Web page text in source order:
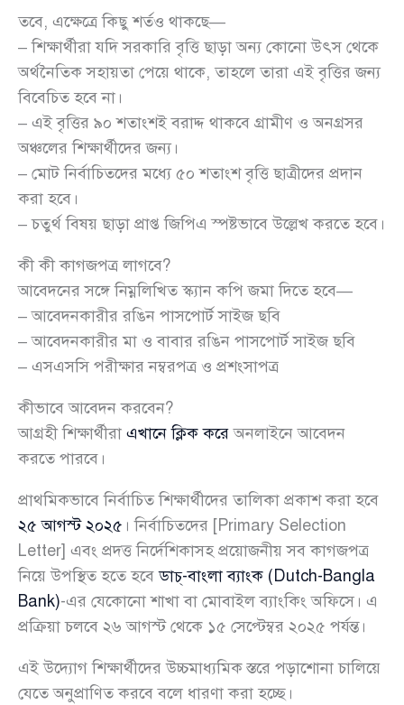
তবে, এক্ষেত্রে কিছু শর্তও থাকছে—
– শিক্ষার্থীরা যদি সরকারি বৃত্তি ছাড়া অন্য কোনো উৎস থেকে
অর্থনৈতিক সহায়তা পেয়ে থাকে, তাহলে তারা এই বৃত্তির জন্য
বিবেচিত হবে না।
– এই বৃত্তির ৯০ শতাংশই বরাদ্দ থাকবে গ্রামীণ ও অনগ্রসর
অঞ্চলের শিক্ষার্থীদের জন্য।
– মোট নির্বাচিতদের মধ্যে ৫০ শতাংশ বৃত্তি ছাত্রীদের প্রদান
করা হবে।
– চতুর্থ বিষয় ছাড়া প্রাপ্ত জিপিএ স্পষ্টভাবে উল্লেখ করতে হবে।
কী কী কাগজপত্র লাগবে?
আবেদনের সঙ্গে নিম্নলিখিত স্ক্যান কপি জমা দিতে হবে—
– আবেদনকারীর রঙিন পাসপোর্ট সাইজ ছবি
– আবেদনকারীর মা ও বাবার রঙিন পাসপোর্ট সাইজ ছবি
– এসএসসি পরীক্ষার নম্বরপত্র ও প্রশংসাপত্র
কীভাবে আবেদন করবেন?
আগ্রহী শিক্ষার্থীরা এখানে ক্লিক করেঅনলাইনে আবেদন
করতে পারবে।
প্রাথমিকভাবে নির্বাচিত শিক্ষার্থীদের তালিকা প্রকাশ করা হবে
২৫ আগস্ট ২০২৫ । নির্বাচিতদের [Primary Selection
Letter] এবং প্রদত্ত নির্দেশিকাসহ প্রয়োজনীয় সব কাগজপত্র
নিয়ে উপস্থিত হতে হবেডাচ্-বাংলা ব্যাংক (Dutch-Bangla
Bank)-এর যেকোনো শাখা বা মোবাইল ব্যাংকিং অফিসে। এ
প্রক্রিয়া চলবে ২৬ আগস্ট থেকে ১৫ সেপ্টেম্বর ২০২৫ পর্যন্ত।
এই উদ্যোগ শিক্ষার্থীদের উচ্চমাধ্যমিক স্তরে পড়াশোনা চালিয়ে
যেতে অনুপ্রাণিত করবে বলে ধারণা করা হচ্ছে।